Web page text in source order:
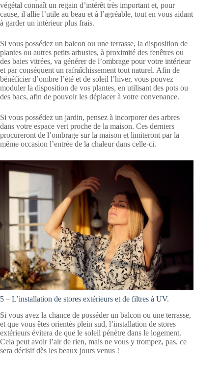
végétal connaît un regain d’intérêt très important et, pour
cause, il allie l’utile au beau et à l’agréable, tout en vous aidant
à garder un intérieur plus frais.
Si vous possédez un balcon ou une terrasse, la disposition de
plantes ou autres petits arbustes, à proximité des fenêtres ou
des baies vitrées, va générer de l’ombrage pour votre intérieur
et par conséquent un rafraîchissement tout naturel. Afin de
bénéficier d’ombre l’été et de soleil l’hiver, vous pouvez
moduler la disposition de vos plantes, en utilisant des pots ou
des bacs, afin de pouvoir les déplacer à votre convenance.
Si vous possédez un jardin, pensez à incorporer des arbres
dans votre espace vert proche de la maison. Ces derniers
procureront de l’ombrage sur la maison et limiteront par la
même occasion l’entrée de la chaleur dans celle-ci.
5 – L’installation de stores extérieurs et de filtres à UV.
Si vous avez la chance de posséder un balcon ou une terrasse,
et que vous êtes orientés plein sud, l’installation de stores
extérieurs évitera de que le soleil pénètre dans le logement.
Cela peut avoir l’air de rien, mais ne vous y trompez, pas, ce
sera décisif dès les beaux jours venus !